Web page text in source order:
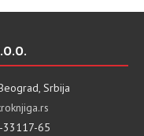
Srbija
33117-65